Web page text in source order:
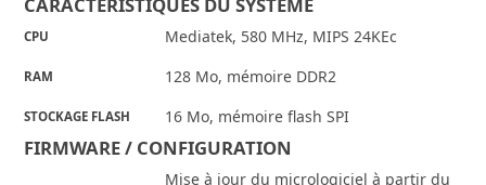
CPU Mediatek, 580 MHz, MIPS 24KEc
RAM 128 Mo, mémoire DDR2
STOCKAGE FLASH 16 Mo, mémoire flash SPI
FIRMWARE / CONFIGURATION
Mise à jour du micrologiciel à partir du